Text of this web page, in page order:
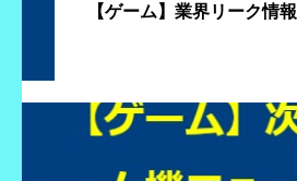
【ゲーム】業界リーク情報